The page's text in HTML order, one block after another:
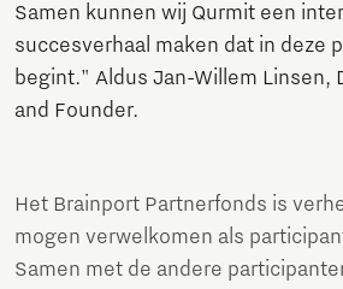
Samen kunnen wij Qurmit een
succesverhaal maken dat in deze
begint." Aldus Jan-Willem Linsen,
and Founder.
Het Brainport Partnerfonds is
mogen verwelkomen als
Samen met de andere